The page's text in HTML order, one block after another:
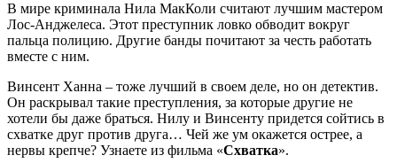
В мире криминала Нила МакКоли считают лучшим мастером
Лос-Анджелеса. Этот преступник ловко обводит вокруг
пальца полицию. Другие банды почитают за честь работать
вместе с ним.
Винсент Ханна – тоже лучший в своем деле, но он детектив.
Он раскрывал такие преступления, за которые другие не
хотели бы даже браться. Нилу и Винсенту придется сойтись в
схватке друг против друга… Чей же ум окажется острее, а
нервы крепче? Узнаете из фильма «Схватка».